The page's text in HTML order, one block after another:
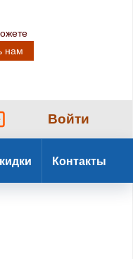
нам
Войти
Контакты